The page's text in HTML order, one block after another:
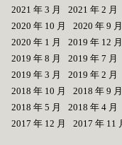
2021 年 3 月 2021 年 2 月
2020 年 10 月
2020 年 9 月
2020 年 1 月
2019 年 12 月
2019 年 8 月
2019 年 7 月
2019 年 3 月
2019 年 2 月
2018 年 10 月
2018 年 9 月
2018 年 5 月
2018 年 4 月
2017 年 12 月
2017 年 11